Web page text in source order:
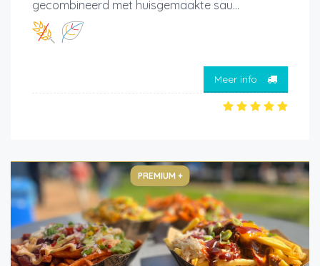
gecombineerd met huisgemaakte sau...
Meer info
PREMIUM +